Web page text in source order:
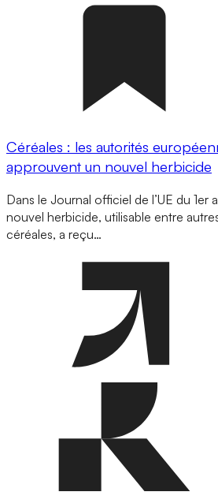
Céréales : les autorités
approuvent un nouvel herbicide
Dans le Journal officiel de l’UE du 1er
nouvel herbicide, utilisable entre
céréales, a reçu…